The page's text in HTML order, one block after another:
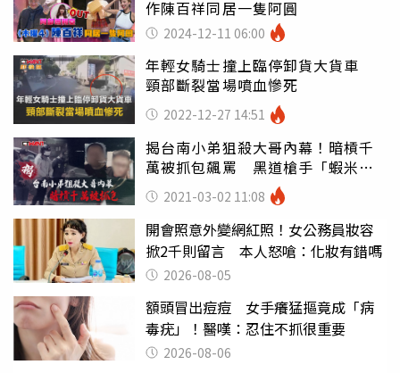
作陳百祥同居一隻阿圓
2024-12-11 06:00
年輕女騎士撞上臨停卸貨大貨車
頸部斷裂當場噴血慘死
2022-12-27 14:51
揭台南小弟狙殺大哥內幕！暗槓千
萬被抓包飆罵 黑道槍手「蝦米」
怒殺2角頭
2021-03-02 11:08
開會照意外變網紅照！女公務員妝容
掀2千則留言 本人怒嗆：化妝有錯嗎
2026-08-05
額頭冒出痘痘 女手癢猛摳竟成「病
毒疣」！醫嘆：忍住不抓很重要
2026-08-06